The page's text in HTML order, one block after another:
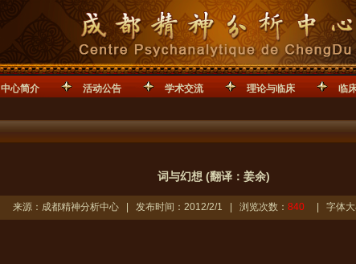
中心简介 活动公告 学术交流 理论与临床 临
词与幻想 (翻译：姜余)
来源：成都精神分析中心 | 发布时间：2012/2/1 | 浏览次数： 840| 字体大